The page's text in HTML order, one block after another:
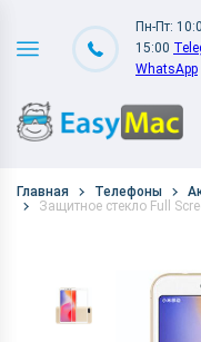
Пн-Пт:
15:00
WhatsApp
Главная Телефоны
Защитное стекло Full